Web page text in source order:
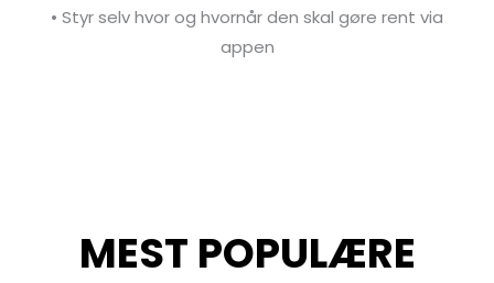
• Styr selv hvor og hvornår den skal gøre rent via
appen
MEST POPULÆRE